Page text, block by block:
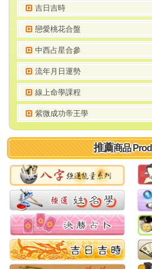
吉日吉時
戀愛桃花合盤
中西占星合參
流年月日運勢
線上命學課程
紫微成功帝王學
推薦商品